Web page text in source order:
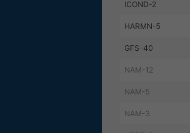
ICOND-2
HARMN-5
GFS-40
NAM-12
NAM-5
NAM-3